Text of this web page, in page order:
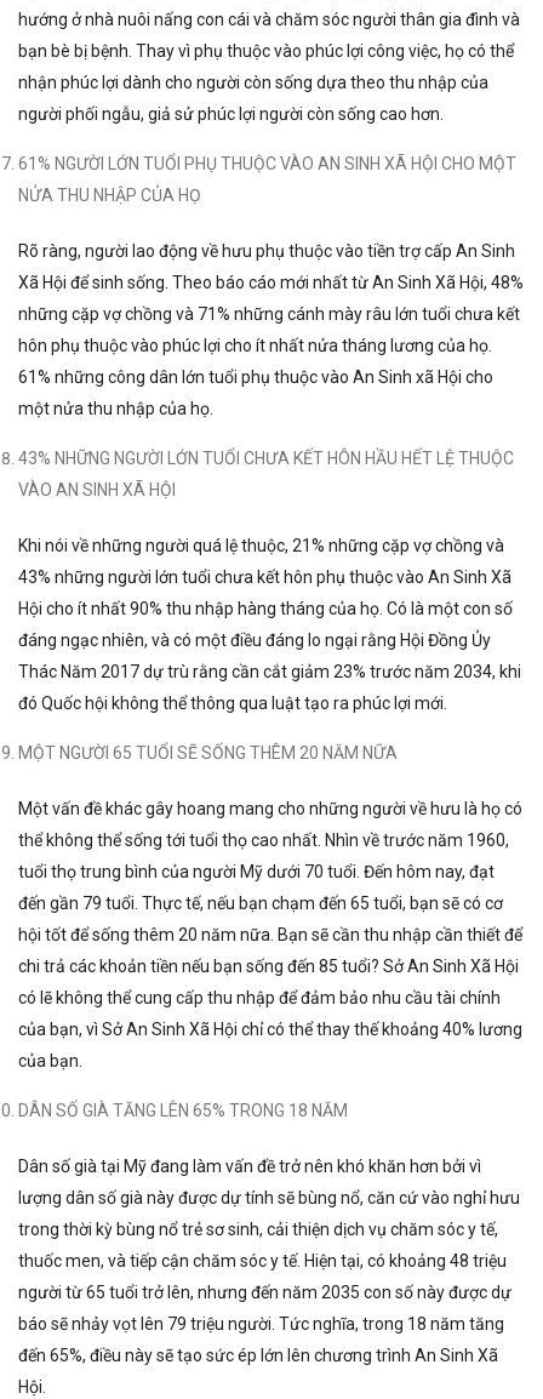
hướng ở nhà nuôi nấng con cái và chăm sóc người thân gia đình và
bạn bè bị bệnh. Thay vì phụ thuộc vào phúc lợi công việc, họ có thể
nhận phúc lợi dành cho người còn sống dựa theo thu nhập của
người phối ngẫu, giả sử phúc lợi người còn sống cao hơn.
61% NGƯỜI LỚN TUỔI PHỤ THUỘC VÀO AN SINH XÃ HỘI CHO MỘT
NỬA THU NHẬP CỦA HỌ
Rõ ràng, người lao động về hưu phụ thuộc vào tiền trợ cấp An Sinh
Xã Hội để sinh sống. Theo báo cáo mới nhất từ An Sinh Xã Hội, 48%
những cặp vợ chồng và 71% những cánh mày râu lớn tuổi chưa kết
hôn phụ thuộc vào phúc lợi cho ít nhất nửa tháng lương của họ.
61% những công dân lớn tuổi phụ thuộc vào An Sinh xã Hội cho
một nửa thu nhập của họ.
43% NHỮNG NGƯỜI LỚN TUỔI CHƯA KẾT HÔN HẦU HẾT LỆ THUỘC
VÀO AN SINH XÃ HỘI
Khi nói về những người quá lệ thuộc, 21% những cặp vợ chồng và
43% những người lớn tuổi chưa kết hôn phụ thuộc vào An Sinh Xã
Hội cho ít nhất 90% thu nhập hàng tháng của họ. Có là một con số
đáng ngạc nhiên, và có một điều đáng lo ngại rằng Hội Đồng Ủy
Thác Năm 2017 dự trù rằng cần cắt giảm 23% trước năm 2034, khi
đó Quốc hội không thể thông qua luật tạo ra phúc lợi mới.
MỘT NGƯỜI 65 TUỔI SẼ SỐNG THÊM 20 NĂM NỮA
Một vấn đề khác gây hoang mang cho những người về hưu là họ có
thể không thể sống tới tuổi thọ cao nhất. Nhìn về trước năm 1960,
tuổi thọ trung bình của người Mỹ dưới 70 tuổi. Đến hôm nay, đạt
đến gần 79 tuổi. Thực tế, nếu bạn chạm đến 65 tuổi, bạn sẽ có cơ
hội tốt để sống thêm 20 năm nữa. Bạn sẽ cần thu nhập cần thiết để
chi trả các khoản tiền nếu bạn sống đến 85 tuổi? Sở An Sinh Xã Hội
có lẽ không thể cung cấp thu nhập để đảm bảo nhu cầu tài chính
của bạn, vì Sở An Sinh Xã Hội chỉ có thể thay thế khoảng 40% lương
của bạn.
DÂN SỐ GIÀ TĂNG LÊN 65% TRONG 18 NĂM
Dân số già tại Mỹ đang làm vấn đề trở nên khó khăn hơn bởi vì
lượng dân số già này được dự tính sẽ bùng nổ, căn cứ vào nghỉ hưu
trong thời kỳ bùng nổ trẻ sơ sinh, cải thiện dịch vụ chăm sóc y tế,
thuốc men, và tiếp cận chăm sóc y tế. Hiện tại, có khoảng 48 triệu
người từ 65 tuổi trở lên, nhưng đến năm 2035 con số này được dự
báo sẽ nhảy vọt lên 79 triệu người. Tức nghĩa, trong 18 năm tăng
đến 65%, điều này sẽ tạo sức ép lớn lên chương trình An Sinh Xã
Hội.